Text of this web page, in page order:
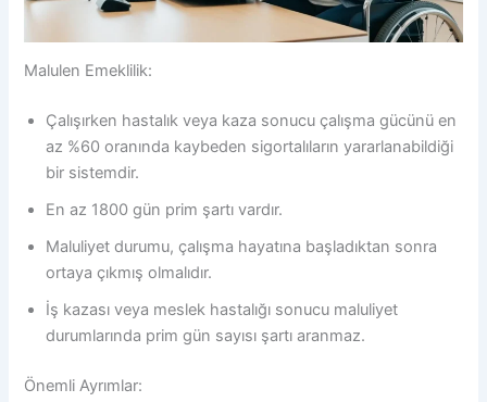
Malulen Emeklilik:
Çalışırken hastalık veya kaza sonucu çalışma gücünü en
az %60 oranında kaybeden sigortalıların yararlanabildiği
bir sistemdir.
En az 1800 gün prim şartı vardır.
Maluliyet durumu, çalışma hayatına başladıktan sonra
ortaya çıkmış olmalıdır.
İş kazası veya meslek hastalığı sonucu maluliyet
durumlarında prim gün sayısı şartı aranmaz.
Önemli Ayrımlar: